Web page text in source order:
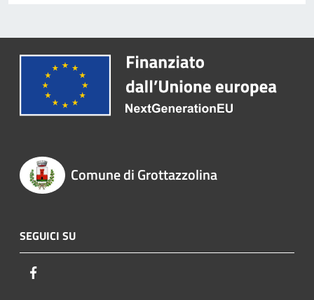
Comune di Grottazzolina
SEGUICI SU